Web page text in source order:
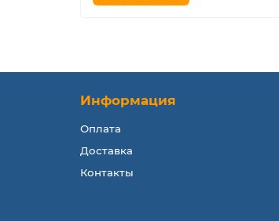
Информация
Оплата
Доставка
Контакты